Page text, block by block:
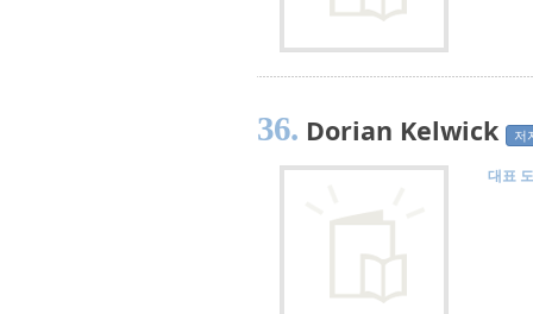
36. Dorian Kelwick 저
대표